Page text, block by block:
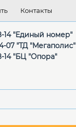
Контакты
14 "Единый номер"
07 "ТД "Мегаполис"
14 "БЦ "Опора"